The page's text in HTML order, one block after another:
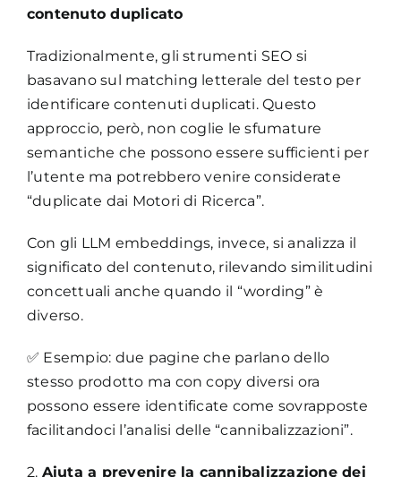
contenuto duplicato
Tradizionalmente, gli strumenti SEO si
basavano sul matching letterale del testo per
identificare contenuti duplicati. Questo
approccio, però, non coglie le sfumature
semantiche che possono essere sufficienti per
l’utente ma potrebbero venire considerate
“duplicate dai Motori di Ricerca”.
Con gli LLM embeddings, invece, si analizza il
significato del contenuto, rilevando similitudini
concettuali anche quando il “wording” è
diverso.
✅ Esempio: due pagine che parlano dello
stesso prodotto ma con copy diversi ora
possono essere identificate come sovrapposte
facilitandoci l’analisi delle “cannibalizzazioni”.
2. Aiuta a prevenire la cannibalizzazione dei